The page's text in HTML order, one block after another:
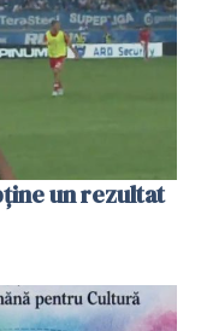
un rezultat